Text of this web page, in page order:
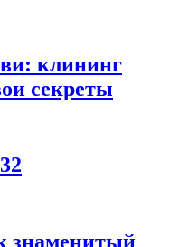
клининг
секреты
знаменитый